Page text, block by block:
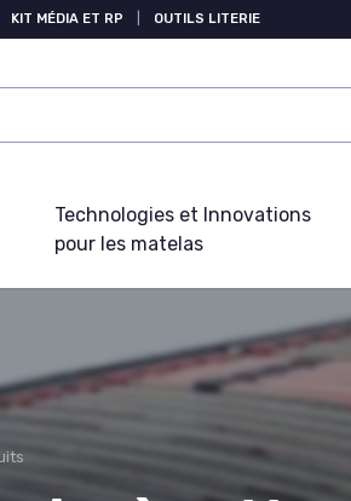
KIT MÉDIA ET RP OUTILS LITERIE
Technologies et Innovations
pour les matelas